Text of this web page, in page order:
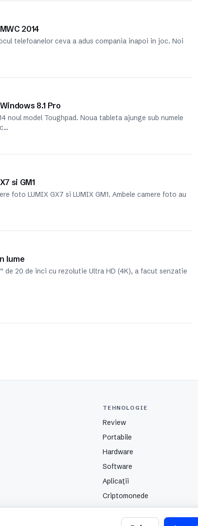
2014
telefoanelor ceva a adus compania inapoi in joc. Noi
8.1 Pro
noul model Toughpad. Noua tableta ajunge sub numele
si GM1
foto LUMIX GX7 si LUMIX GM1. Ambele camere foto au
lume
de 20 de inci cu rezolutie Ultra HD (4K), a facut senzatie
TEHNOLOGIE
Review
Portabile
Hardware
Software
Aplicații
Criptomonede